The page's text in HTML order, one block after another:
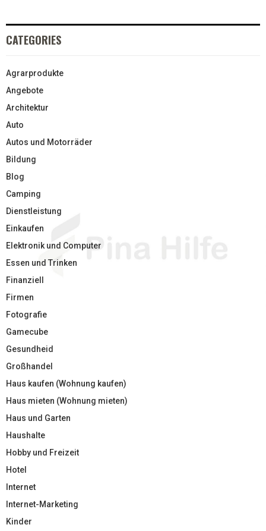
CATEGORIES
Agrarprodukte
Angebote
Architektur
Auto
Autos und Motorräder
Bildung
Blog
Camping
Dienstleistung
Einkaufen
Elektronik und Computer
Essen und Trinken
Finanziell
Firmen
Fotografie
Gamecube
Gesundheid
Großhandel
Haus kaufen (Wohnung kaufen)
Haus mieten (Wohnung mieten)
Haus und Garten
Haushalte
Hobby und Freizeit
Hotel
Internet
Internet-Marketing
Kinder